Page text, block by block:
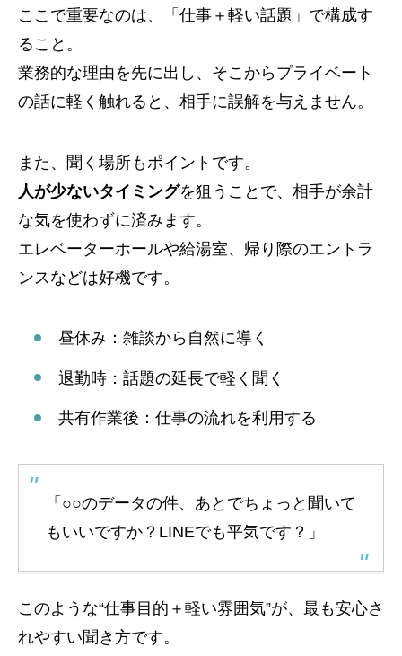
ここで重要なのは、「仕事＋軽い話題」で構成す
ること。
業務的な理由を先に出し、そこからプライベート
の話に軽く触れると、相手に誤解を与えません。
また、聞く場所もポイントです。
人が少ないタイミングを狙うことで、相手が余計
な気を使わずに済みます。
エレベーターホールや給湯室、帰り際のエントラ
ンスなどは好機です。
昼休み：雑談から自然に導く
退勤時：話題の延長で軽く聞く
共有作業後：仕事の流れを利用する
「○○のデータの件、あとでちょっと聞いて
もいいですか？LINEでも平気です？」
このような“仕事目的＋軽い雰囲気”が、最も安心さ
れやすい聞き方です。